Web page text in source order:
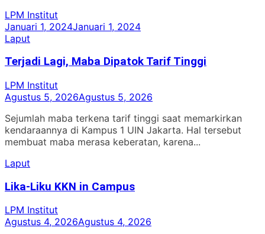
LPM Institut
Januari 1, 2024Januari 1, 2024
Laput
Terjadi Lagi, Maba Dipatok Tarif Tinggi
LPM Institut
Agustus 5, 2026Agustus 5, 2026
Sejumlah maba terkena tarif tinggi saat memarkirkan
kendaraannya di Kampus 1 UIN Jakarta. Hal tersebut
membuat maba merasa keberatan, karena...
Laput
Lika-Liku KKN in Campus
LPM Institut
Agustus 4, 2026Agustus 4, 2026